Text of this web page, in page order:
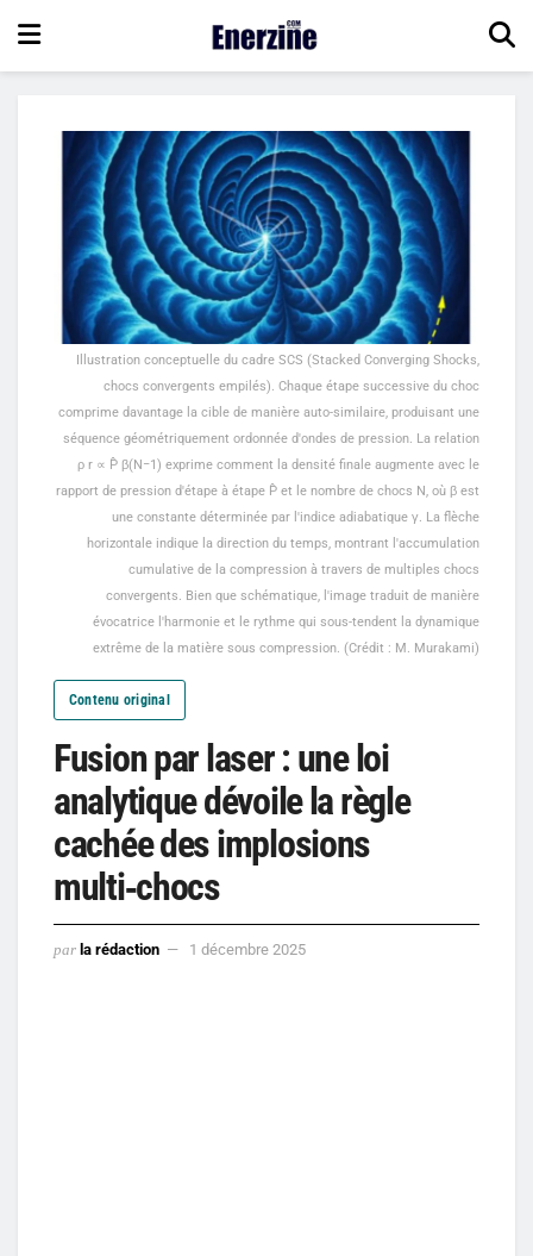
Illustration conceptuelle du cadre SCS (Stacked Converging Shocks,
chocs convergents empilés). Chaque étape successive du choc
comprime davantage la cible de manière auto-similaire, produisant une
séquence géométriquement ordonnée d'ondes de pression. La relation
ρ r ∝ P̂ β(N−1) exprime comment la densité finale augmente avec le
rapport de pression d'étape à étape P̂ et le nombre de chocs N, où β est
une constante déterminée par l'indice adiabatique γ. La flèche
horizontale indique la direction du temps, montrant l'accumulation
cumulative de la compression à travers de multiples chocs
convergents. Bien que schématique, l'image traduit de manière
évocatrice l'harmonie et le rythme qui sous-tendent la dynamique
extrême de la matière sous compression. (Crédit : M. Murakami)
Contenu original
Fusion par laser : une loi
analytique dévoile la règle
cachée des implosions
multi‑chocs
par la rédaction 1 décembre 2025